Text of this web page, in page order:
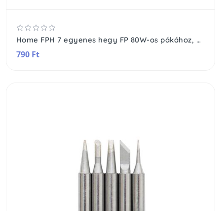
Home FPH 7 egyenes hegy FP 80W-os pákához, átmérő: 7 mm
790 Ft